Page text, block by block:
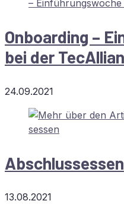
On­boar­ding –
bei der
24.09.2021
Ab­schlus­sessen
13.08.2021